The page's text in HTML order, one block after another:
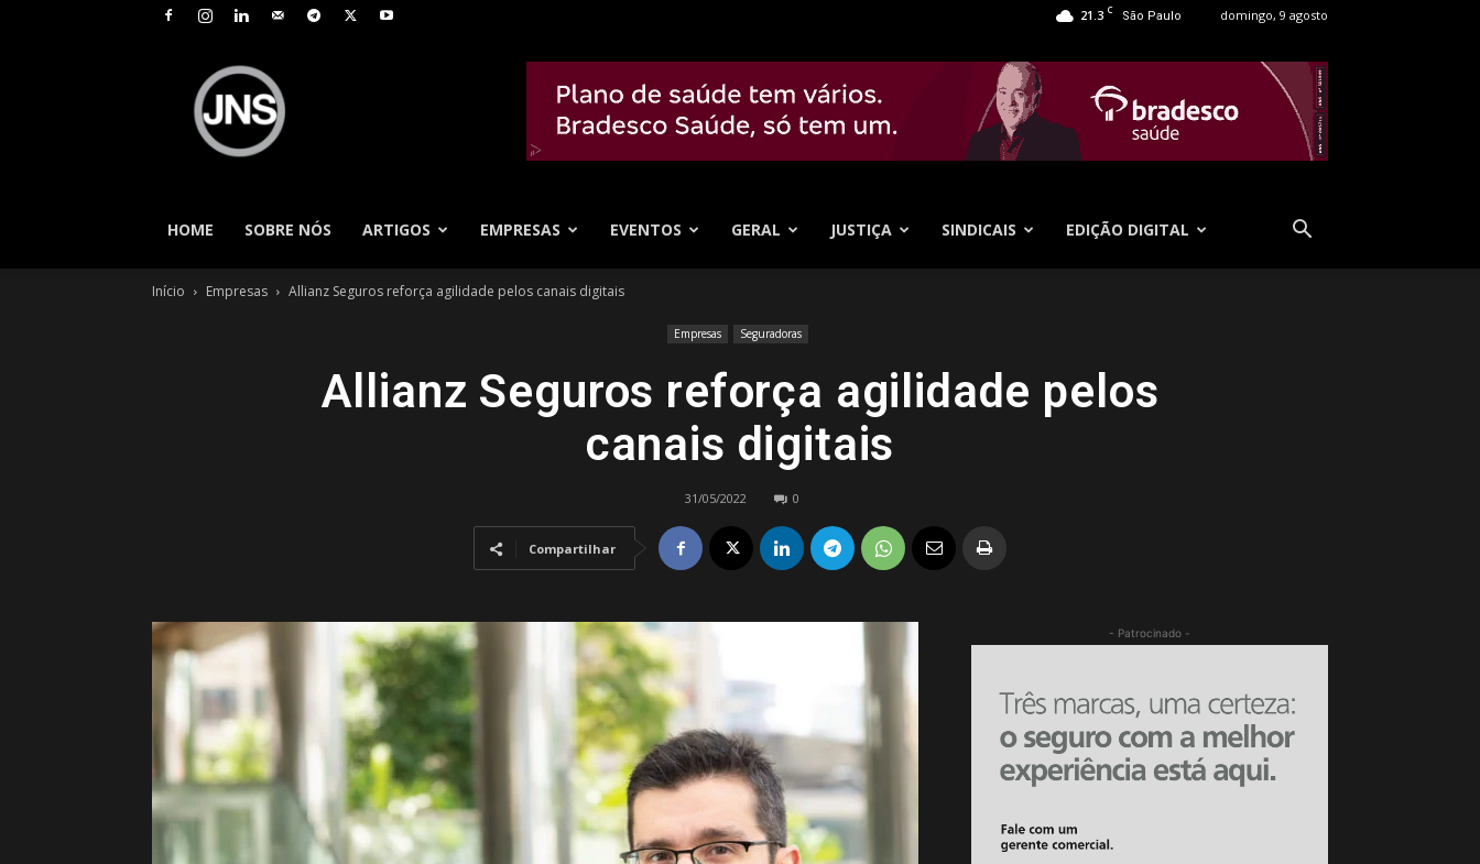
21.3 C São Paulo domingo, 9 agosto
HOME
SOBRE NÓS ARTIGOS EMPRESAS EVENTOS GERAL JUSTIÇA SINDICAIS EDIÇÃO DIGITAL
Início Empresas Allianz Seguros reforça agilidade pelos canais digitais
Empresas Seguradoras
Allianz Seguros reforça agilidade pelos
canais digitais
31/05/2022 0
Compartilhar
- Patrocinado -